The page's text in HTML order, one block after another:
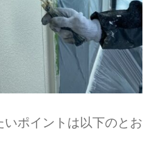
ポイントは以下のとお